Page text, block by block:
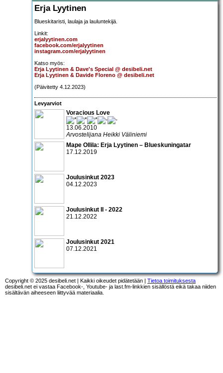
Erja Lyytinen
Blueskitaristi, laulaja ja lauluntekijä.
Linkit:
erjalyytinen.com
facebook.com/erjalyytinen
instagram.com/erjalyytinen
Katso myös:
Erja Lyytinen & Dave's Special @ desibeli.net
Erja Lyytinen & Davide Floreno @ desibeli.net
(Päivitetty 4.12.2023)
Levyarviot
Voracious Love
13.06.2010
Arvostelijana Heikki Väliniemi
Mape Ollila: Erja Lyytinen – Blueskuningatar
17.12.2019
Joulusinkut 2023
04.12.2023
Joulusinkut II - 2022
21.12.2022
Joulusinkut 2021
07.12.2021
Copyright © 2025 desibeli.net | Kaikki oikeudet pidätetään | Tietoa toimituksesta
desibeli.net ei vastaa Facebook-, Youtube- ja last.fm-linkkien sisällöstä eikä takaa niiden
sisältävän aiheeseen liittyvää materiaalia.